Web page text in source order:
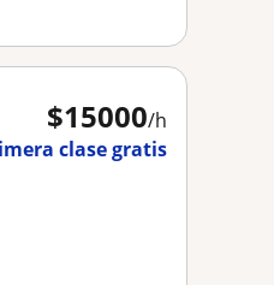
$15000/h
clase gratis